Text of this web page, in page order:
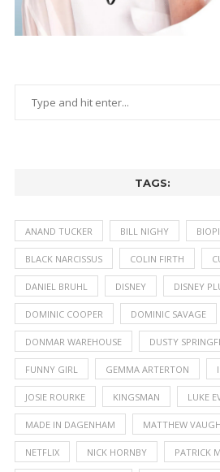
TAGS:
ANAND TUCKER BILL NIGHY
BLACK NARCISSUS COLIN FIRTH
DANIEL BRUHL DISNEY DISNEY
DOMINIC COOPER DOMINIC SAVAGE
DONMAR WAREHOUSE DUSTY
FUNNY GIRL GEMMA ARTERTON
JOSIE ROURKE KINGSMAN LUKE
MADE IN DAGENHAM MATTHEW
NETFLIX NICK HORNBY PATRICK